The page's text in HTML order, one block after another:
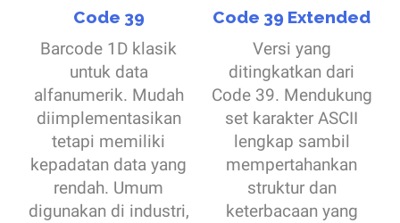
Code 39
Barcode 1D klasik
untuk data
alfanumerik. Mudah
diimplementasikan
tetapi memiliki
kepadatan data yang
rendah. Umum
digunakan di industri,
Code 39 Extended
Versi yang
ditingkatkan dari
Code 39. Mendukung
set karakter ASCII
lengkap sambil
mempertahankan
struktur dan
keterbacaan yang